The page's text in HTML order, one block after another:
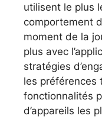
utilisent le plus
comportement
moment de la
plus avec
stratégies
les préférences
fonctionnalités
d’appareils les